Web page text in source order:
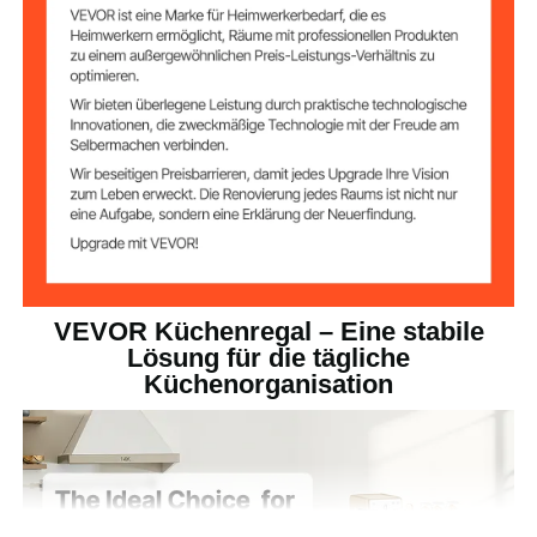
an
Produktabmessun
gen
35,4 x 15,7 x 35,4 Zoll / 900
x 400 x 900 mm
VEVOR Küchenregal – Eine stabile
Lösung für die tägliche
Küchenorganisation